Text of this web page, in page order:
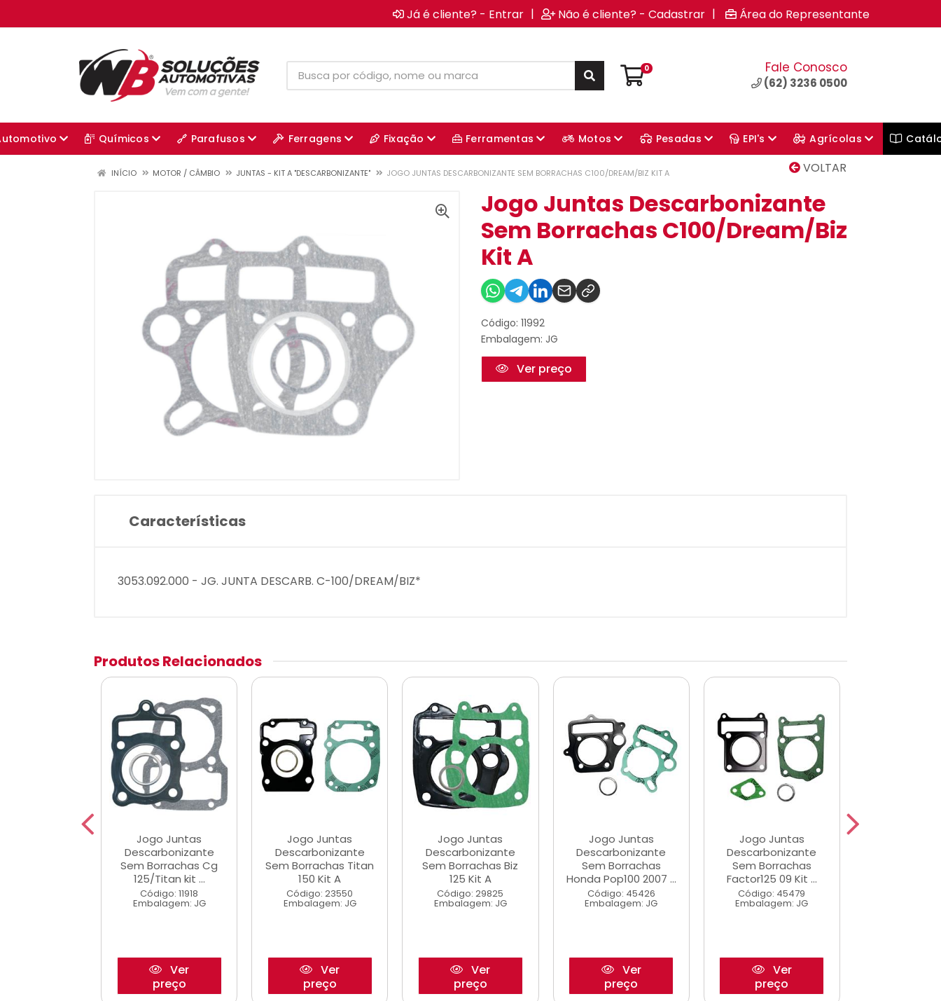
Já é cliente? - Entrar | Não é cliente? - Cadastrar | Área do Representante
0 Fale Conosco
(62) 3236 0500
Químicos Parafusos Ferragens Fixação Ferramentas Motos Pesadas EPI's Agrícolas
VOLTAR
INÍCIO MOTOR / CÂMBIO JUNTAS - KIT A "DESCARBONIZANTE" JOGO JUNTAS DESCARBONIZANTE SEM BORRACHAS C100/DREAM/BIZ KIT A
Jogo Juntas Descarbonizante
Sem Borrachas C100/Dream/Biz
Kit A
Código: 11992
Embalagem: JG
Ver preço
Características
3053.092.000 - JG. JUNTA DESCARB. C-100/DREAM/BIZ*
Produtos Relacionados
Jogo Juntas
Descarbonizante
Sem Borrachas Cg
125/Titan kit ...
Código: 11918
Embalagem: JG
Ver
preço
Jogo Juntas
Descarbonizante
Sem Borrachas Titan
150 Kit A
Código: 23550
Embalagem: JG
Ver
preço
Jogo Juntas
Descarbonizante
Sem Borrachas Biz
125 Kit A
Código: 29825
Embalagem: JG
Ver
preço
Jogo Juntas
Descarbonizante
Sem Borrachas
Honda Pop100 2007 ...
Código: 45426
Embalagem: JG
Ver
preço
Jogo Juntas
Descarbonizante
Sem Borrachas
Factor125 09 Kit ...
Código: 45479
Embalagem: JG
Ver
preço